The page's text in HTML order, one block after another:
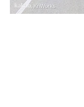
, KnWorks